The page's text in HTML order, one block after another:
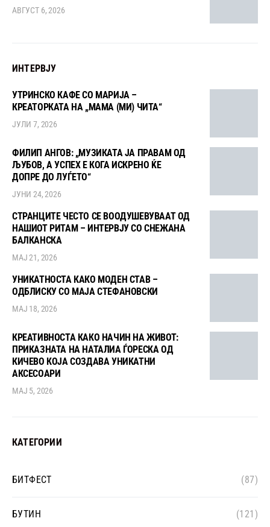
АВГУСТ 6, 2026
ИНТЕРВЈУ
УТРИНСКО КАФЕ СО МАРИЈА –
КРЕАТОРКАТА НА „МАМА (МИ) ЧИТА“
ЈУЛИ 7, 2026
ФИЛИП АНГОВ: „МУЗИКАТА ЈА ПРАВАМ ОД
ЉУБОВ, А УСПЕХ Е КОГА ИСКРЕНО ЌЕ
ДОПРЕ ДО ЛУЃЕТО“
ЈУНИ 24, 2026
СТРАНЦИТЕ ЧЕСТО СЕ ВООДУШЕВУВААТ ОД
НАШИОТ РИТАМ – ИНТЕРВЈУ СО СНЕЖАНА
БАЛКАНСКА
МАЈ 21, 2026
УНИКАТНОСТА КАКО МОДЕН СТАВ –
ОДБЛИСКУ СО МАЈА СТЕФАНОВСКИ
МАЈ 18, 2026
КРЕАТИВНОСТА КАКО НАЧИН НА ЖИВОТ:
ПРИКАЗНАТА НА НАТАЛИА ЃОРЕСКА ОД
КИЧЕВО КОЈА СОЗДАВА УНИКАТНИ
АКСЕСОАРИ
МАЈ 5, 2026
КАТЕГОРИИ
БИТФЕСТ (87)
БУТИН (121)